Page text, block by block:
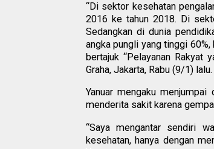
“Di sektor kesehatan
2016 ke tahun 2018. Di
Sedangkan di dunia
angka pungli yang tinggi
bertajuk “Pelayanan Rakyat
Graha, Jakarta, Rabu (9/1) lalu.
Yanuar mengaku
menderita sakit karena
“Saya mengantar sendiri
kesehatan, hanya dengan